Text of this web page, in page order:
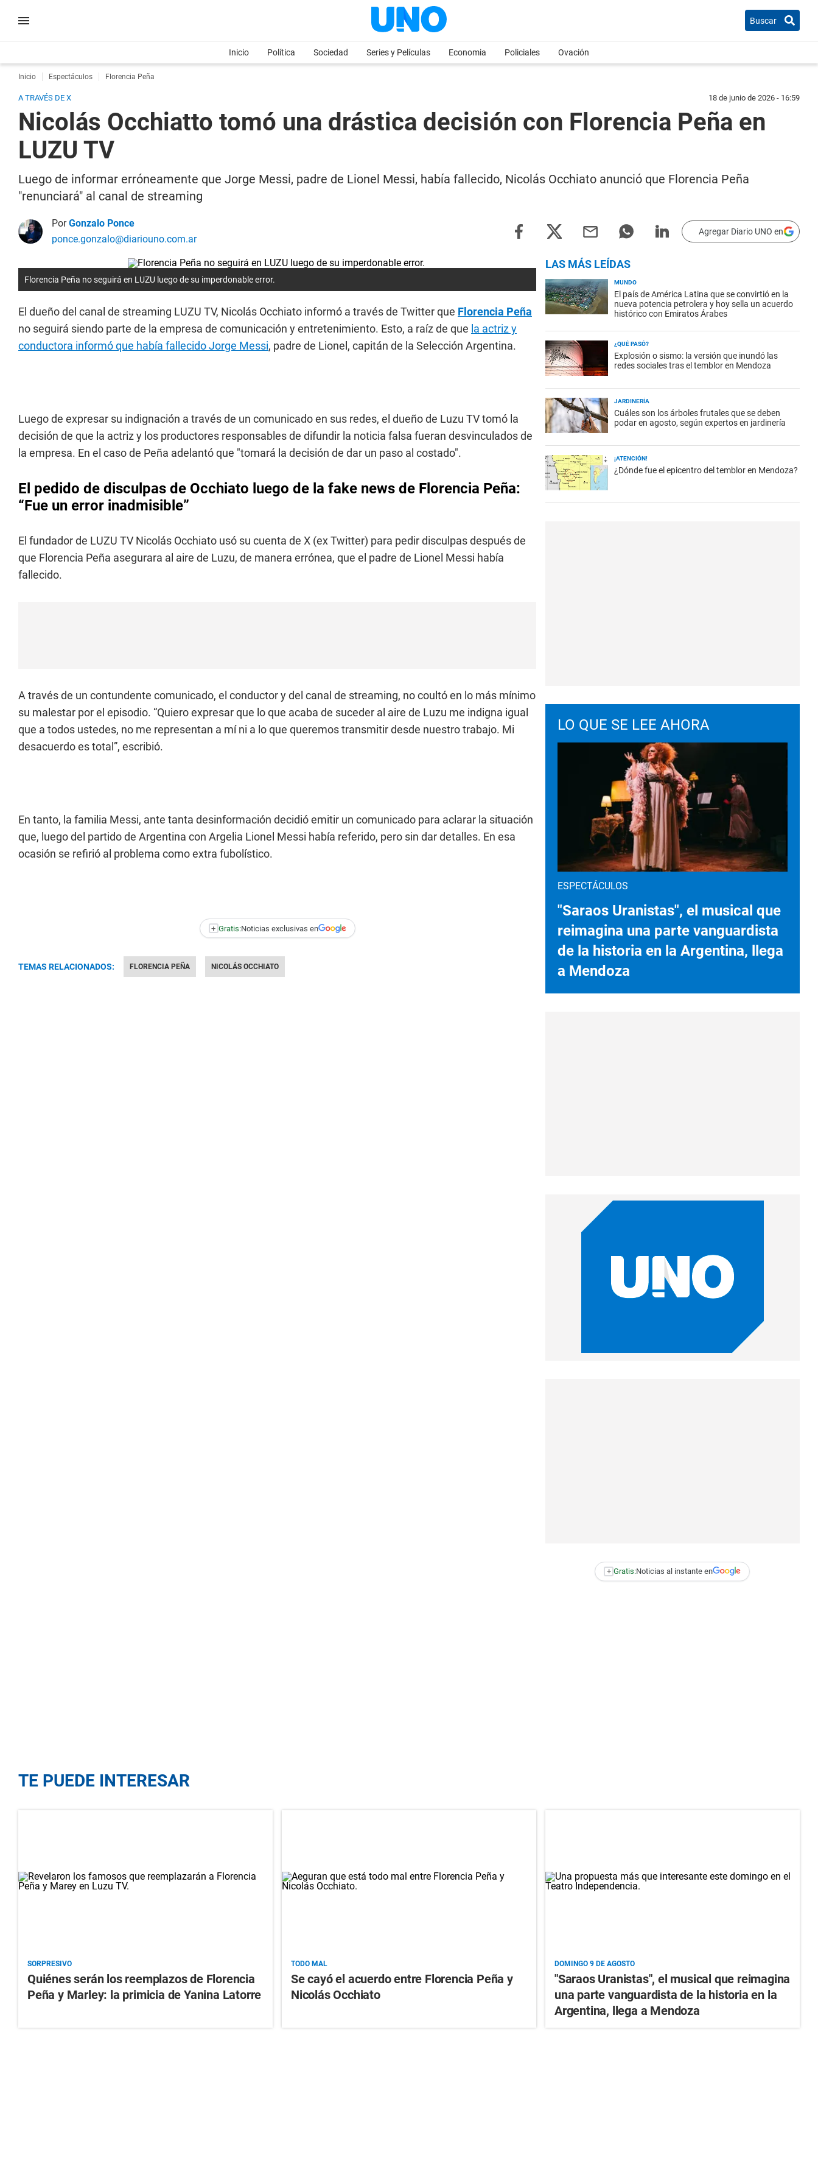
Buscar
Inicio Política Sociedad Series y Películas Economia Policiales Ovación
Inicio Espectáculos Florencia Peña
A TRAVÉS DE X 18 de junio de 2026 - 16:59
Nicolás Occhiatto tomó una drástica decisión con Florencia Peña en
LUZU TV
Luego de informar erróneamente que Jorge Messi, padre de Lionel Messi, había fallecido, Nicolás Occhiato anunció que Florencia Peña
"renunciará" al canal de streaming
PorGonzalo Ponce
ponce.gonzalo@diariouno.com.ar
Agregar Diario UNO en
Florencia Peña no seguirá en LUZU luego de su imperdonable error.
El dueño del canal de streaming LUZU TV, Nicolás Occhiato informó a través de Twitter que Florencia Peña
no seguirá siendo parte de la empresa de comunicación y entretenimiento. Esto, a raíz de que la actriz y
conductora informó que había fallecido Jorge Messi, padre de Lionel, capitán de la Selección Argentina.
Luego de expresar su indignación a través de un comunicado en sus redes, el dueño de Luzu TV tomó la
decisión de que la actriz y los productores responsables de difundir la noticia falsa fueran desvinculados de
la empresa. En el caso de Peña adelantó que "tomará la decisión de dar un paso al costado".
El pedido de disculpas de Occhiato luego de la fake news de Florencia Peña:
“Fue un error inadmisible”
El fundador de LUZU TV Nicolás Occhiato usó su cuenta de X (ex Twitter) para pedir disculpas después de
que Florencia Peña asegurara al aire de Luzu, de manera errónea, que el padre de Lionel Messi había
fallecido.
A través de un contundente comunicado, el conductor y del canal de streaming, no coultó en lo más mínimo
su malestar por el episodio. “Quiero expresar que lo que acaba de suceder al aire de Luzu me indigna igual
que a todos ustedes, no me representan a mí ni a lo que queremos transmitir desde nuestro trabajo. Mi
desacuerdo es total”, escribió.
En tanto, la familia Messi, ante tanta desinformación decidió emitir un comunicado para aclarar la situación
que, luego del partido de Argentina con Argelia Lionel Messi había referido, pero sin dar detalles. En esa
ocasión se refirió al problema como extra fubolístico.
+ Gratis:Noticias exclusivas en
TEMAS RELACIONADOS: FLORENCIA PEÑA NICOLÁS OCCHIATO
LAS MÁS LEÍDAS
MUNDO
El país de América Latina que se convirtió en la
nueva potencia petrolera y hoy sella un acuerdo
histórico con Emiratos Árabes
¿QUÉ PASÓ?
Explosión o sismo: la versión que inundó las
redes sociales tras el temblor en Mendoza
JARDINERÍA
Cuáles son los árboles frutales que se deben
podar en agosto, según expertos en jardinería
¡ATENCIÓN!
¿Dónde fue el epicentro del temblor en Mendoza?
LO QUE SE LEE AHORA
ESPECTÁCULOS
"Saraos Uranistas", el musical que
reimagina una parte vanguardista
de la historia en la Argentina, llega
a Mendoza
+ Gratis:Noticias al instante en
TE PUEDE INTERESAR
SORPRESIVO
Quiénes serán los reemplazos de Florencia
Peña y Marley: la primicia de Yanina Latorre
TODO MAL
Se cayó el acuerdo entre Florencia Peña y
Nicolás Occhiato
DOMINGO 9 DE AGOSTO
"Saraos Uranistas", el musical que reimagina
una parte vanguardista de la historia en la
Argentina, llega a Mendoza